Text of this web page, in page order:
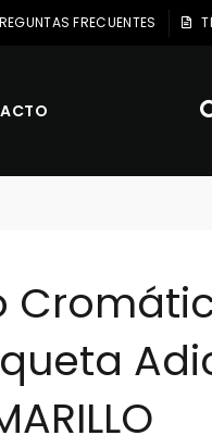
FRECUENTES